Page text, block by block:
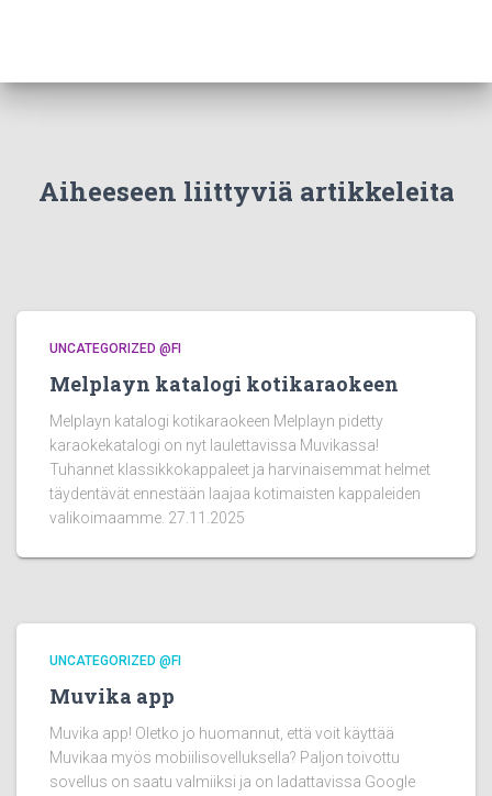
Aiheeseen liittyviä artikkeleita
UNCATEGORIZED @FI
Melplayn katalogi kotikaraokeen
Melplayn katalogi kotikaraokeen Melplayn pidetty
karaokekatalogi on nyt laulettavissa Muvikassa!
Tuhannet klassikkokappaleet ja harvinaisemmat helmet
täydentävät ennestään laajaa kotimaisten kappaleiden
valikoimaamme. 27.11.2025
UNCATEGORIZED @FI
Muvika app
Muvika app! Oletko jo huomannut, että voit käyttää
Muvikaa myös mobiilisovelluksella? Paljon toivottu
sovellus on saatu valmiiksi ja on ladattavissa Google